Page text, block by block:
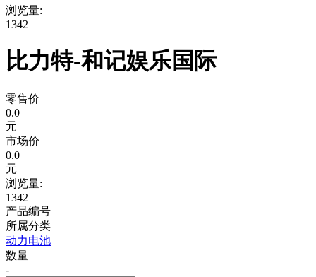
浏览量:
1342
比力特-和记娱乐国际
零售价
0.0
元
市场价
0.0
元
浏览量:
1342
产品编号
所属分类
动力电池
数量
-